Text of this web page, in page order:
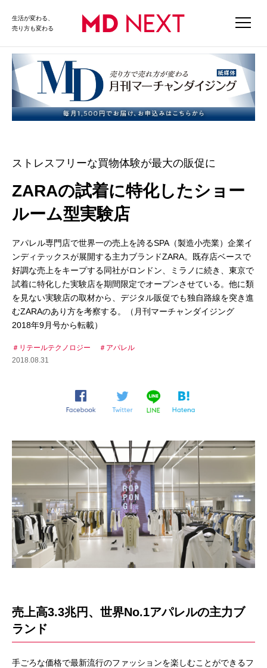
生活が変わる、
売り方も変わる
ストレスフリーな買物体験が最大の販促に
ZARAの試着に特化したショー
ルーム型実験店
アパレル専門店で世界一の売上を誇るSPA（製造小売業）企業イ
ンディテックスが展開する主力ブランドZARA。既存店ベースで
好調な売上をキープする同社がロンドン、ミラノに続き、東京で
試着に特化した実験店を期間限定でオープンさせている。他に類
を見ない実験店の取材から、デジタル販促でも独自路線を突き進
むZARAのあり方を考察する。（月刊マーチャンダイジング
2018年9月号から転載）
リテールテクノロジー
アパレル
2018.08.31
売上高3.3兆円、世界No.1アパレルの主力ブ
ランド
手ごろな価格で最新流行のファッションを楽しむことができるフ